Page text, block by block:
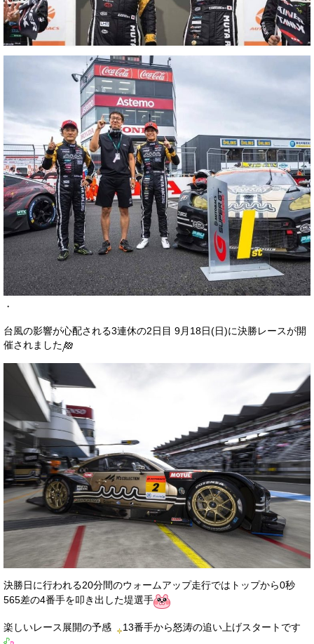
スタッフブログ
お客様の声
お問い合わせ
メールフォーム
電話はこちら
・
台風の影響が心配される3連休の2日目 9月18日(日)に決勝レースが開
催されました
決勝日に行われる20分間のウォームアップ走行ではトップから0秒
565差の4番手を叩き出した堤選手
楽しいレース展開の予感 13番手から怒涛の追い上げスタートです